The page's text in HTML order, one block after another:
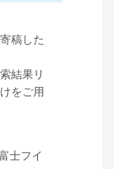
稿した
結果リ
をご用
士フイ